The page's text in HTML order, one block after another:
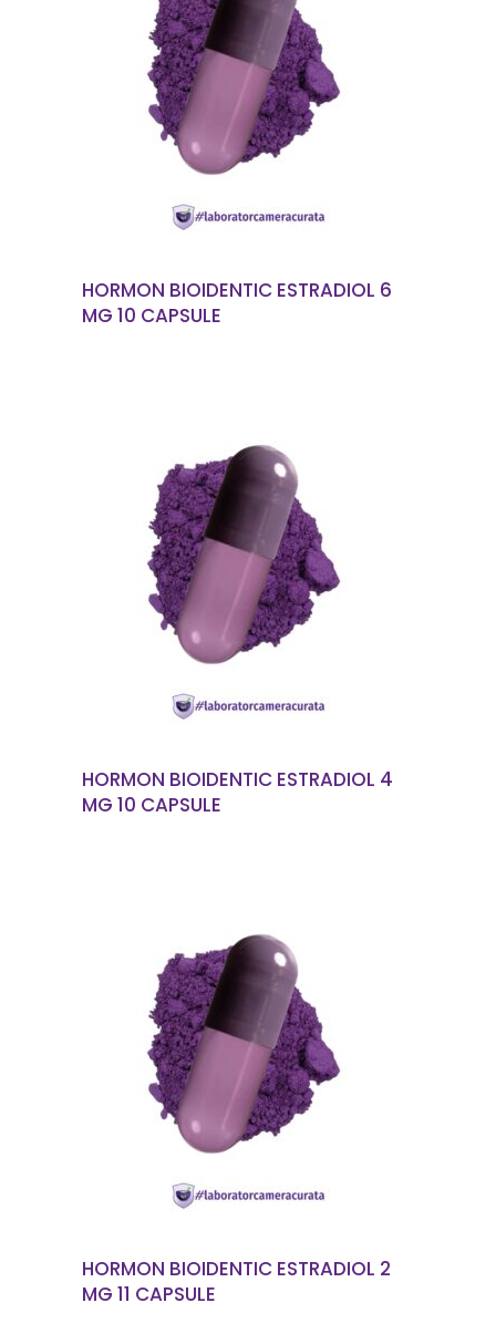
CITEȘTE MAI MULT
HORMON BIOIDENTIC ESTRADIOL 6
MG 10 CAPSULE
CITEȘTE MAI MULT
HORMON BIOIDENTIC ESTRADIOL 4
MG 10 CAPSULE
CITEȘTE MAI MULT
HORMON BIOIDENTIC ESTRADIOL 2
MG 11 CAPSULE